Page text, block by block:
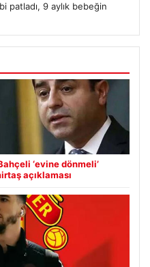
patladı, 9 aylık bebeğin
‘evine dönmeli’
açıklaması